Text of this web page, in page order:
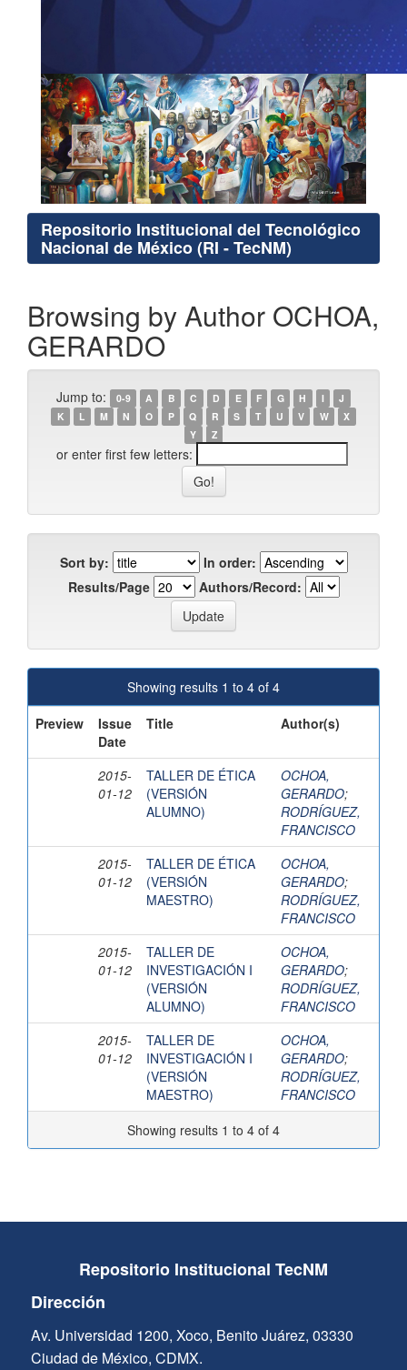
Repositorio Institucional del Tecnológico
Nacional de México (RI - TecNM)
Browsing by Author OCHOA,
GERARDO
Jump to: 0-9 A B C D E F G H I
J
K
L M N O P Q R S T U V W
X
Y
Z
or enter first few letters:
Sort by:
In order:
Results/Page
Authors/Record:
Showing results 1 to 4 of 4
Preview
Issue
Date
Title Author(s)
2015-
01-12
TALLER DE ÉTICA
(VERSIÓN
ALUMNO)
OCHOA,
GERARDO;
RODRÍGUEZ,
FRANCISCO
2015-
01-12
TALLER DE ÉTICA
(VERSIÓN
MAESTRO)
OCHOA,
GERARDO;
RODRÍGUEZ,
FRANCISCO
2015-
01-12
TALLER DE
INVESTIGACIÓN I
(VERSIÓN
ALUMNO)
OCHOA,
GERARDO;
RODRÍGUEZ,
FRANCISCO
2015-
01-12
TALLER DE
INVESTIGACIÓN I
(VERSIÓN
MAESTRO)
OCHOA,
GERARDO;
RODRÍGUEZ,
FRANCISCO
Showing results 1 to 4 of 4
Repositorio Institucional TecNM
Dirección
Av. Universidad 1200, Xoco, Benito Juárez, 03330
Ciudad de México, CDMX.